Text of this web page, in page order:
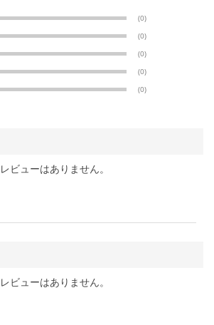
(0)
(0)
(0)
(0)
(0)
レビューはありません。
レビューはありません。